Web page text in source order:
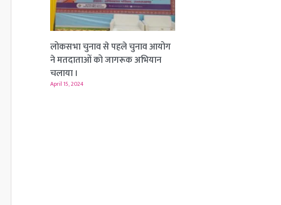
लोकसभा चुनाव से पहले चुनाव आयोग
ने मतदाताओं को जागरूक अभियान
चलाया ।
April 15, 2024